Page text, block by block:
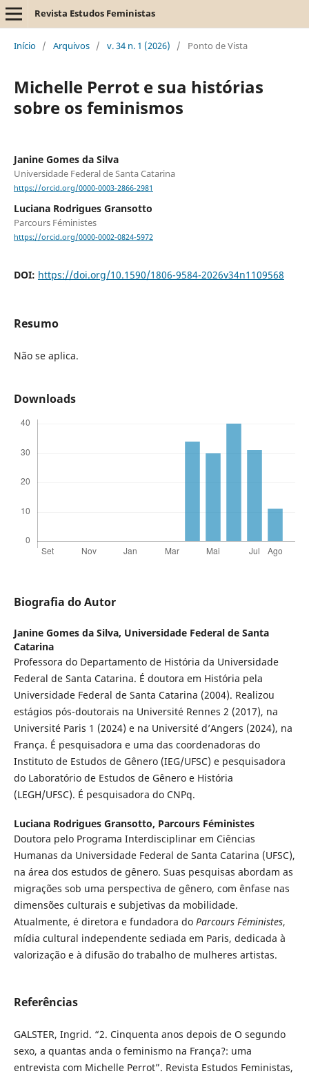
Revista Estudos Feministas
Início / Arquivos / v. 34 n. 1 (2026) / Ponto de Vista
Michelle Perrot e sua histórias
sobre os feminismos
Janine Gomes da Silva
Universidade Federal de Santa Catarina
https://orcid.org/0000-0003-2866-2981
Luciana Rodrigues Gransotto
Parcours Féministes
https://orcid.org/0000-0002-0824-5972
DOI: https://doi.org/10.1590/1806-9584-2026v34n1109568
Resumo
Não se aplica.
Downloads
Biografia do Autor
Janine Gomes da Silva, Universidade Federal de Santa
Catarina
Professora do Departamento de História da Universidade
Federal de Santa Catarina. É doutora em História pela
Universidade Federal de Santa Catarina (2004). Realizou
estágios pós-doutorais na Université Rennes 2 (2017), na
Université Paris 1 (2024) e na Université d’Angers (2024), na
França. É pesquisadora e uma das coordenadoras do
Instituto de Estudos de Gênero (IEG/UFSC) e pesquisadora
do Laboratório de Estudos de Gênero e História
(LEGH/UFSC). É pesquisadora do CNPq.
Luciana Rodrigues Gransotto, Parcours Féministes
Doutora pelo Programa Interdisciplinar em Ciências
Humanas da Universidade Federal de Santa Catarina (UFSC),
na área dos estudos de gênero. Suas pesquisas abordam as
migrações sob uma perspectiva de gênero, com ênfase nas
dimensões culturais e subjetivas da mobilidade.
Atualmente, é diretora e fundadora do Parcours Féministes,
mídia cultural independente sediada em Paris, dedicada à
valorização e à difusão do trabalho de mulheres artistas.
Referências
GALSTER, Ingrid. “2. Cinquenta anos depois de O segundo
sexo, a quantas anda o feminismo na França?: uma
entrevista com Michelle Perrot”. Revista Estudos Feministas,